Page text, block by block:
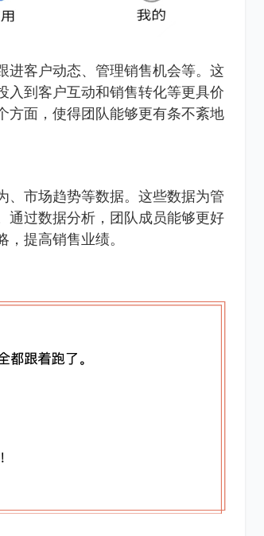
进客户动态、管理销售机会等。这
入到客户互动和销售转化等更具价
方面，使得团队能够更有条不紊地
、市场趋势等数据。这些数据为管
通过数据分析，团队成员能够更好
提高销售业绩。